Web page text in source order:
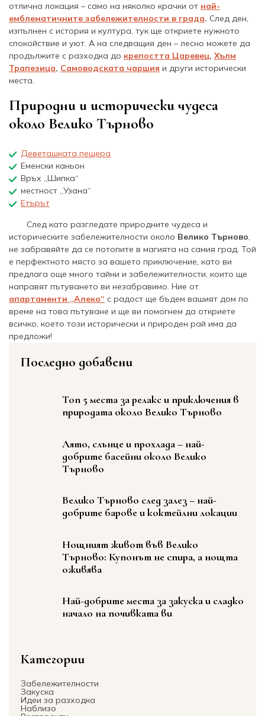
отлична локация – само на няколко крачки от най-
емблематичните забележителности в града. След ден,
изпълнен с история и култура, тук ще откриете нужното
спокойствие и уют. А на следващия ден – лесно можете да
продължите с разходка до крепостта Царевец, Хълм
Трапезица, Самоводската чаршия и други исторически
места.
Природни и исторически чудеса
около Велико Търново
Деветашката пещера
Еменски каньон
Връх „Шипка“
местност „Узана“
Етърът
След като разгледате природните чудеса и
историческите забележителности около Велико Търново,
не забравяйте да се потопите в магията на самия град. Той
е перфектното място за вашето приключение, като ви
предлага още много тайни и забележителности, които ще
направят пътуването ви незабравимо. Ние от
апартаменти „Алеко“ с радост ще бъдем вашият дом по
време на това пътуване и ще ви помогнем да откриете
всичко, което този исторически и природен рай има да
предложи!
Последно добавени
Топ 5 места за релакс и приключения в
природата около Велико Търново
Лято, слънце и прохлада – най-
добрите басейни около Велико
Търново
Велико Търново след залез – най-
добрите барове и коктейлни локации
Нощният живот във Велико
Търново: Купонът не спира, а нощта
оживява
Най-добрите места за закуска и сладко
начало на почивката ви
Категории
Забележителности
Закуска
Идеи за разходка
Наблизо